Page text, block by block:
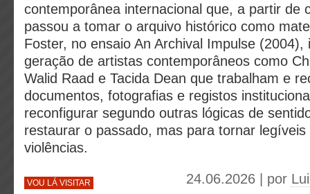
contemporânea internacional que, a partir de
passou a tomar o arquivo histórico como
Foster, no ensaio An Archival Impulse (2004),
geração de artistas contemporâneos como
Walid Raad e Tacida Dean que trabalham e
documentos, fotografias e registos
reconfigurar segundo outras lógicas de
restaurar o passado, mas para tornar
violências.
VOU LÁ VISITAR 24.06.2026 | por